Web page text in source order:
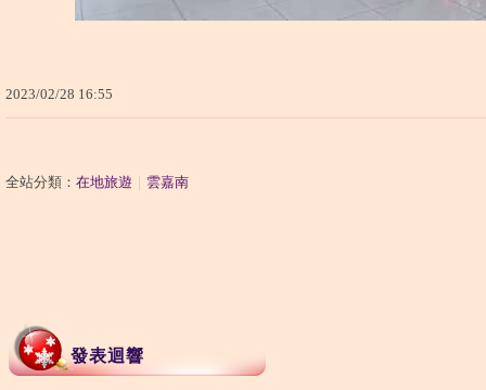
2023/02/28 16:55
全站分類： 在地旅遊 雲嘉南
發表迴響